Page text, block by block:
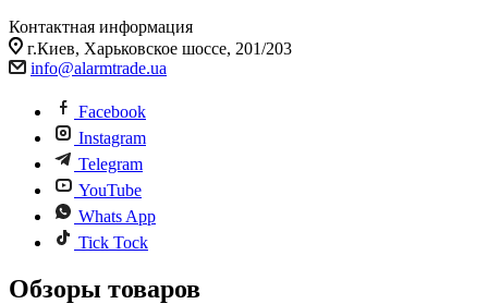
Контактная информация
г.Киев, Харьковское шоссе, 201/203
info@alarmtrade.ua
Facebook
Instagram
Telegram
YouTube
Whats App
Tick Tock
Обзоры товаров